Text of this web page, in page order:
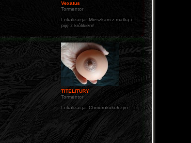
Vexatus
Tormentor
Lokalizacja: Mieszkam z matką i
piję z królikiem!
TITELITURY
Tormentor
Lokalizacja: Chmurokukułczyn